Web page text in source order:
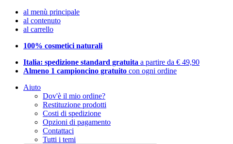
al menù principale
al contenuto
al carrello
100% cosmetici naturali
Italia: spedizione standard gratuita a partire da € 49,90
Almeno 1 campioncino gratuito con ogni ordine
Aiuto
Dov'è il mio ordine?
Restituzione prodotti
Costi di spedizione
Opzioni di pagamento
Contattaci
Tutti i temi